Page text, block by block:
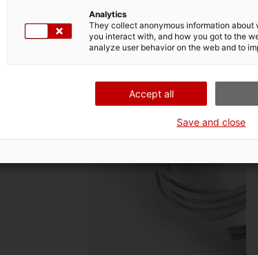
Analytics
They collect anonymous information about
you interact with, and how you got to the
analyze user behavior on the web and to
Accept all
Save and close